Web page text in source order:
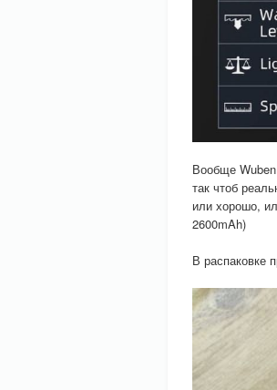
Вообще
так чтоб
или хорошо,
2600mAh)
В распаковке